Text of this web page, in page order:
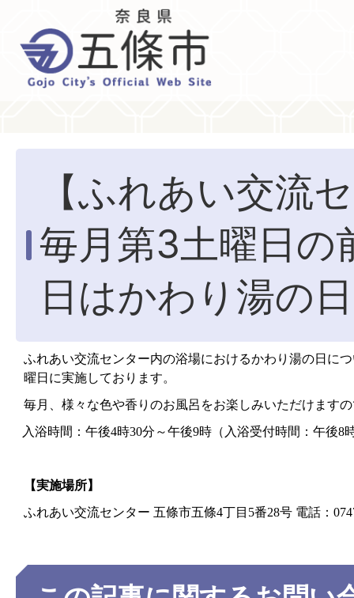
【ふれあい交流
毎月第3土曜日の
日はかわり湯の日
ふれあい交流センター内の浴場におけるかわり湯の日に
曜日に実施しております。
毎月、様々な色や香りのお風呂をお楽しみいただけます
入浴時間：午後4時30分～午後9時（入浴受付時間：午後8
【実施場所】
ふれあい交流センター 五條市五條4丁目5番28号 電話：